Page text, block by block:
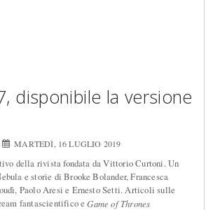
disponibile la versione
MARTEDÌ, 16 LUGLIO 2019
della rivista fondata da Vittorio Curtoni. Un
e storie di Brooke Bolander, Francesca
Paolo Aresi e Ernesto Setti. Articoli sulle
fantascientifico eGame of Thrones